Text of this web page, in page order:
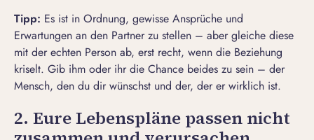
Tipp: Es ist in Ordnung, gewisse Ansprüche und
Erwartungen an den Partner zu stellen – aber gleiche diese
mit der echten Person ab, erst recht, wenn die Beziehung
kriselt. Gib ihm oder ihr die Chance beides zu sein – der
Mensch, den du dir wünschst und der, der er wirklich ist.
2. Eure Lebenspläne passen nicht